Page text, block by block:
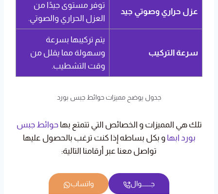
عزل حراري وصوتي جيد
توفر مستوى جيدًا من
العزل الحراري والصوتي.
سرعة التركيب
يتم تركيبها بسرعة
وسهولة مما يقلل من
وقت التشطيب.
جدول يوضح مميزات حوائط جبس بورد
تلك هي المميزات و الخصائص التي تتمتع بهاحوائط جبس
بورد ابها و بكل بساطه إذا كنت ترغب بالحصول عليها
تواصل معنا عبر أرقامنا التالية:
جــــــوال واتساب